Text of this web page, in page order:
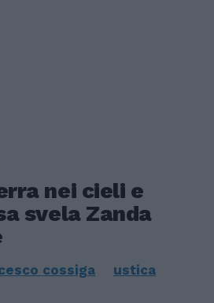
nei cieli e
svela Zanda
cossiga
ustica